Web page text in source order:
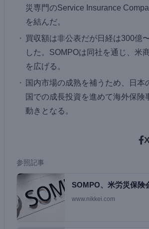
災専門のService Insurance
を結んだ。
買収額は非公表だが日経は300億
した。SOMPOは同社を通じ、米
を広げる。
国内市場の成熟を補うため、日本
国での成長投資を進めて海外保険
動きとなる。
参照記事
SOMPO、米労災保
300億〜50…
www.nikkei.com